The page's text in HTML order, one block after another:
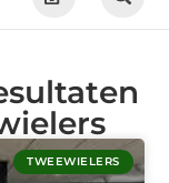
TWEEWIELERS